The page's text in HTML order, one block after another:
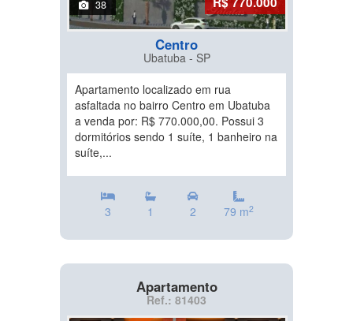
38
Centro
Ubatuba - SP
Apartamento localizado em rua
asfaltada no bairro Centro em Ubatuba
a venda por: R$ 770.000,00. Possui 3
dormitórios sendo 1 suíte, 1 banheiro na
suíte,...
3 1 2 79 m2
Apartamento
Ref.: 81403